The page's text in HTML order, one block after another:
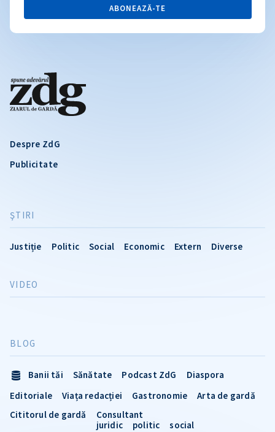
Despre ZdG
Publicitate
ŞTIRI
Justiție Politic Social Economic Extern Diverse
VIDEO
BLOG
Banii tăi Sănătate Podcast ZdG
Diaspora
Editoriale
Viața redacției Gastronomie
Arta de gardă
Cititorul de gardă
Consultant
juridic
politic social
ABONEAZĂ-TE